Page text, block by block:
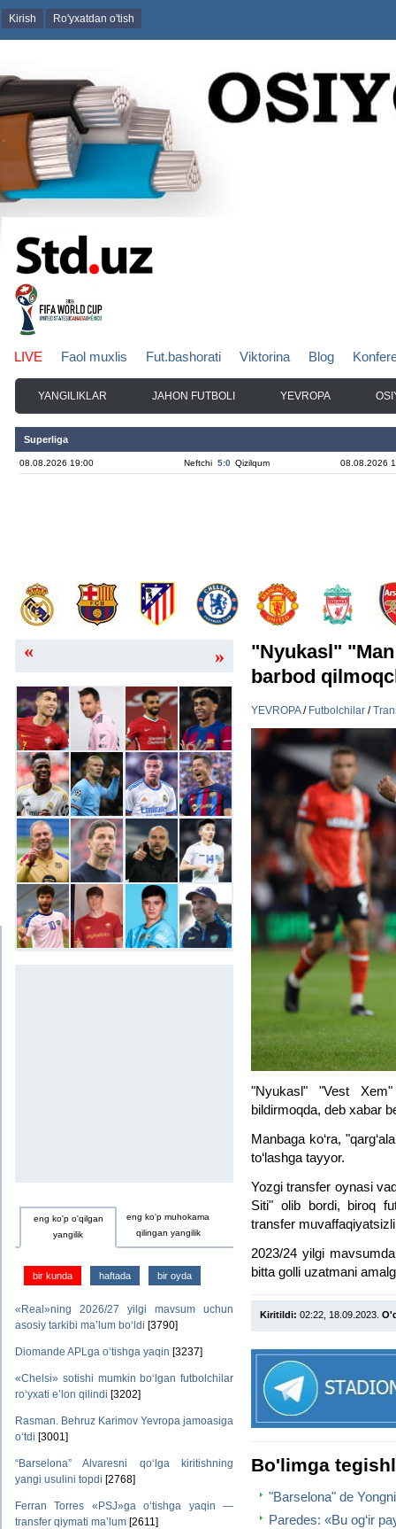
Kirish Ro'yxatdan o'tish
LIVE Faol muxlis Fut.bashorati Viktorina Blog
YANGILIKLAR JAHON FUTBOLI YEVROPA
Superliga
08.08.2026 19:00 Neftchi 5:0 Qizilqum 08.08.2026
« »
eng ko'p o'qilgan
yangilik
eng ko'p muhokama
qilingan yangilik
bir kunda haftada bir oyda
«Real»ning 2026/27 yilgi mavsum uchun
asosiy tarkibi ma’lum bo‘ldi [3790]
Diomande APLga o‘tishga yaqin [3237]
«Chelsi» sotishi mumkin bo‘lgan futbolchilar
ro‘yxati e’lon qilindi [3202]
Rasman. Behruz Karimov Yevropa jamoasiga
o‘tdi [3001]
“Barselona” Alvaresni qo‘lga kiritishning
yangi usulini topdi [2768]
Ferran Torres «PSJ»ga o‘tishga yaqin —
transfer qiymati ma’lum [2611]
"Nyukasl"
barbod
YEVROPA/ Futbolchilar /
"Nyukasl" "Vest
bildirmoqda, deb xabar
Manbaga ko‘ra,
to‘lashga tayyor.
Yozgi transfer oynasi
Siti" olib bordi, biroq
transfer
2023/24 yilgi
bitta golli uzatmani
Kiritildi: 02:22, 18.09.2023.
Bo'limga
"Barselona" de
Paredes: «Bu og‘ir